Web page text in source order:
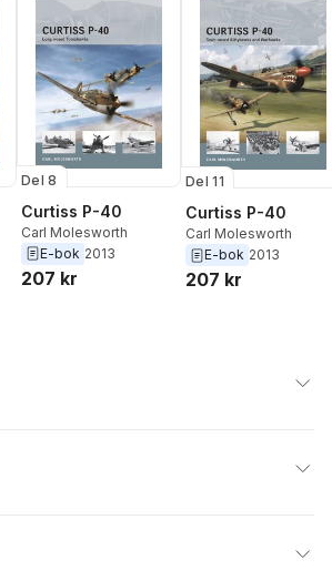
Del 8
Curtiss P-40
Carl Molesworth
E-bok 2013
207 kr
Del 11
Curtiss P-40
Carl Molesworth
E-bok 2013
207 kr